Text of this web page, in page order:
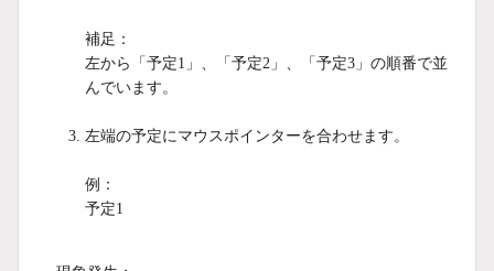
補足：
左から「予定1」、「予定2」、「予定3」の順番で並
んでいます。
左端の予定にマウスポインターを合わせます。
例：
予定1